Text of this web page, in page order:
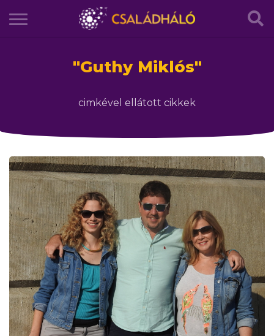
"Guthy Miklós"
cimkével ellátott cikkek